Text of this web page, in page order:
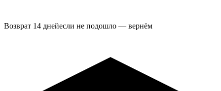
Возврат 14 днейесли не подошло — вернём